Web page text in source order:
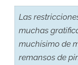
Las
muchas
muchísimo de
remansos de